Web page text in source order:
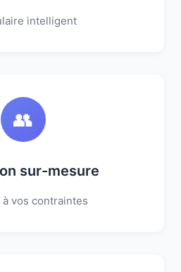
intelligent
👥
sur-mesure
vos contraintes